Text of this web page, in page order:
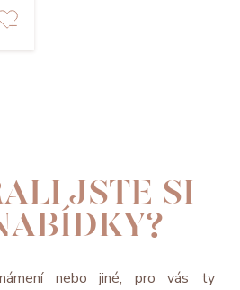
JSTE SI
nebo jiné, pro vás ty